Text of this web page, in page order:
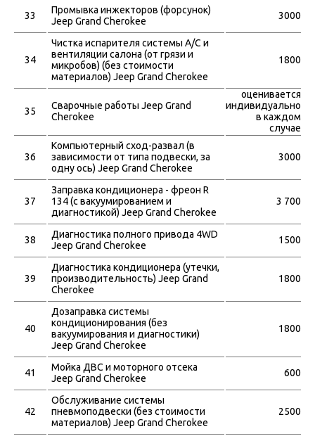
33
Промывка инжекторов (форсунок)
Jeep Grand Cherokee
3000
34
Чистка испарителя системы A/C и
вентиляции салона (от грязи и
микробов) (без стоимости
материалов) Jeep Grand Cherokee
1800
35
Сварочные работы Jeep Grand
Cherokee
оценивается
индивидуально
в каждом
случае
36
Компьютерный сход-развал (в
зависимости от типа подвески, за
одну ось) Jeep Grand Cherokee
3000
37
Заправка кондиционера - фреон R
134 (с вакуумированием и
диагностикой) Jeep Grand Cherokee
3 700
38
Диагностика полного привода 4WD
Jeep Grand Cherokee
1500
39
Диагностика кондиционера (утечки,
производительность) Jeep Grand
Cherokee
1800
40
Дозаправка системы
кондиционирования (без
вакуумирования и диагностики)
Jeep Grand Cherokee
1800
41
Мойка ДВС и моторного отсека
Jeep Grand Cherokee
600
42
Обслуживание системы
пневмоподвески (без стоимости
материалов) Jeep Grand Cherokee
2500